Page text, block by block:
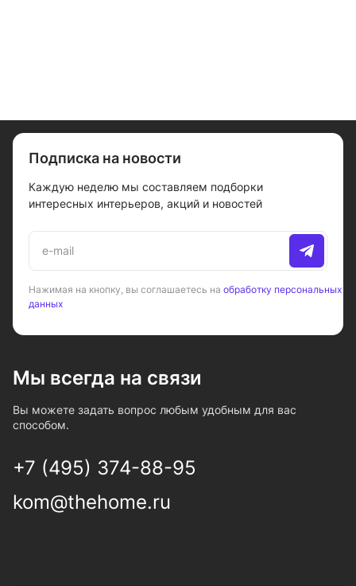
Подписка на новости
Каждую неделю мы составляем подборки
интересных интерьеров, акций и новостей
Нажимая на кнопку, вы соглашаетесь на обработку персональных
данных
Мы всегда на связи
Вы можете задать вопрос любым удобным для вас
способом.
+7 (495) 374-88-95
kom@thehome.ru